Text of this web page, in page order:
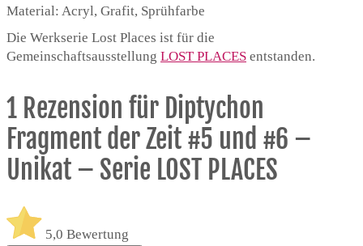
Material: Acryl, Grafit, Sprühfarbe
Die Werkserie Lost Places ist für die
Gemeinschaftsausstellung LOST PLACES entstanden.
1 Rezension für Diptychon
Fragment der Zeit #5 und #6 –
Unikat – Serie LOST PLACES
5,0 Bewertung